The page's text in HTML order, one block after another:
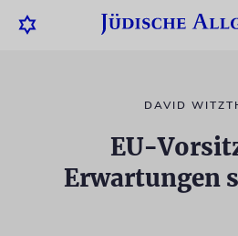
DAVID
EU-
Erwartungen